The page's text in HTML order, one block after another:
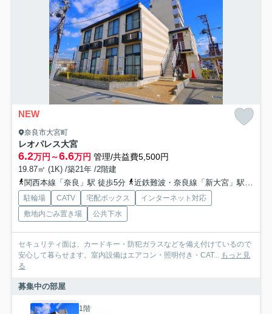
NEW
奈良市大宮町
レオパレス大宮
6.2万円～6.6万円 管理/共益費5,500円
19.87㎡ (1K) /築21年 /2階建
関西本線「奈良」駅 徒歩5分
近鉄難波・奈良線「新大宮」駅 徒歩9分
駐輪場 CATV 宅配ボックス
インターネット対応
敷地内ごみ置き場
公共下水
セキュリティ面は、カードキー・防犯ガラスなどを備え付けているので
安心して暮らせます。室内設備はエアコン・照明付き・CAT...
もっと見
る
募集中の部屋
1階